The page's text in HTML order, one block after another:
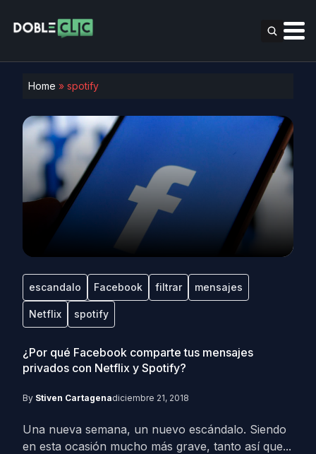
Home » spotify
escandalo Facebook filtrar mensajes
Netflix spotify
¿Por qué Facebook comparte tus mensajes
privados con Netflix y Spotify?
By Stiven Cartagenadiciembre 21, 2018
Una nueva semana, un nuevo escándalo. Siendo
en esta ocasión mucho más grave, tanto así que...